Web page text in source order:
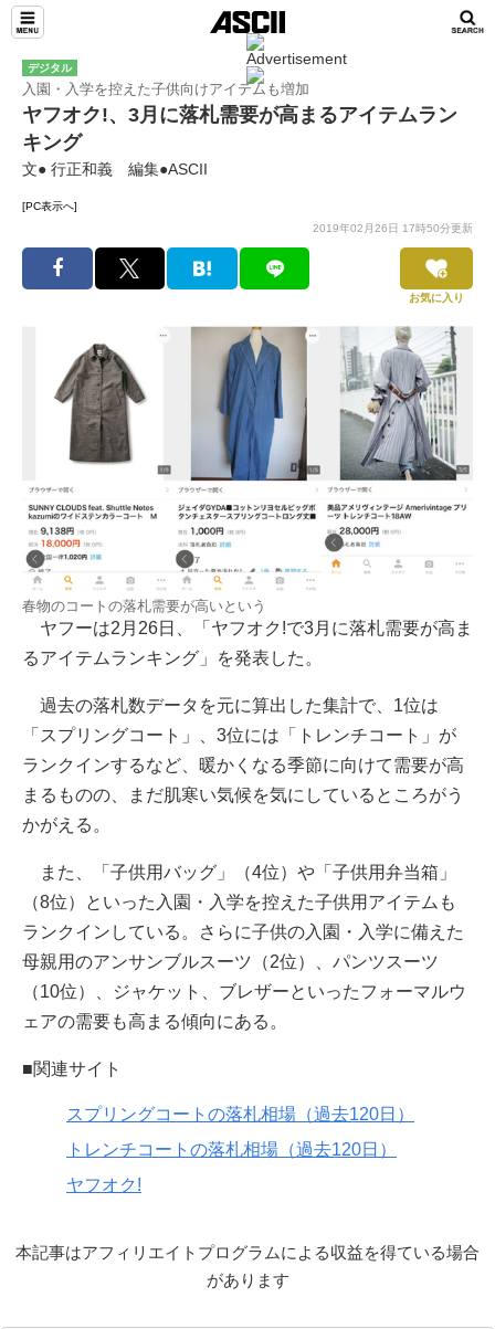
デジタル
入園・入学を控えた子供向けアイテムも増加
ヤフオク!、3月に落札需要が高まるアイテムラン
キング
文● 行正和義 編集●ASCII
[PC表示へ]
2019年02月26日 17時50分更新
お気に入り
春物のコートの落札需要が高いという
ヤフーは2月26日、「ヤフオク!で3月に落札需要が高ま
るアイテムランキング」を発表した。
過去の落札数データを元に算出した集計で、1位は
「スプリングコート」、3位には「トレンチコート」が
ランクインするなど、暖かくなる季節に向けて需要が高
まるものの、まだ肌寒い気候を気にしているところがう
かがえる。
また、「子供用バッグ」（4位）や「子供用弁当箱」
（8位）といった入園・入学を控えた子供用アイテムも
ランクインしている。さらに子供の入園・入学に備えた
母親用のアンサンブルスーツ（2位）、パンツスーツ
（10位）、ジャケット、ブレザーといったフォーマルウ
ェアの需要も高まる傾向にある。
■関連サイト
スプリングコートの落札相場（過去120日）
トレンチコートの落札相場（過去120日）
ヤフオク!
本記事はアフィリエイトプログラムによる収益を得ている場合
があります